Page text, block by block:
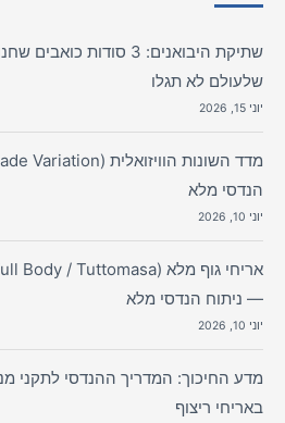
שתיקת היבואנים: 3 סודות
שלעולם לא תגלו
יוני 15, 2026
הנדסי מלא
יוני 10, 2026
— ניתוח הנדסי מלא
יוני 10, 2026
באריחי ריצוף